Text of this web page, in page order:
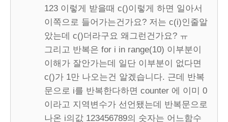
123 이렇게 받을때 c()이렇게 하면 일아서
이쪽으로 들어가는건가요? 저는 c(i)인줄알
았는데 c()더라구요 왜그런건가요? ㅠ
그리고 반복은 for i in range(10) 이부분이
이해가 잘안가는데 일단 이부분이 없다면
c()가 1만 나오는건 알겠습니다. 근데 반복
문으로 i를 반복한다하면 counter 에 이미 0
이라고 지역변수가 선언됐는데 반복문으로
나온 i의값 123456789의 숫자는 어느함수